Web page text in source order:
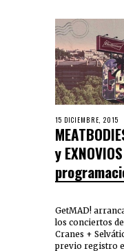
15 DICIEMBRE, 2015
y
GetMAD!
los conciertos
Cranes +
previo registro